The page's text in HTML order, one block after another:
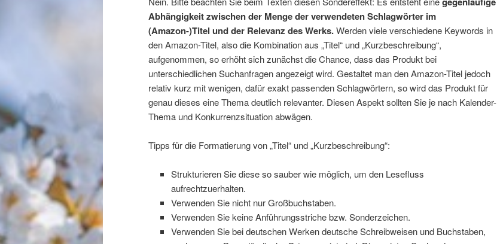
Abhängigkeit zwischen der Menge der verwendeten Schlagwörter im
(Amazon-)Titel und der Relevanz des Werks.Werden viele verschiedene Keywords in
den Amazon-Titel, also die Kombination aus „Titel“ und „Kurzbeschreibung“,
aufgenommen, so erhöht sich zunächst die Chance, dass das Produkt bei
unterschiedlichen Suchanfragen angezeigt wird. Gestaltet man den Amazon-Titel jedoch
relativ kurz mit wenigen, dafür exakt passenden Schlagwörtern, so wird das Produkt für
genau dieses eine Thema deutlich relevanter. Diesen Aspekt sollten Sie je nach Kalender-
Thema und Konkurrenzsituation abwägen.
Tipps für die Formatierung von „Titel“ und „Kurzbeschreibung“:
Strukturieren Sie diese so sauber wie möglich, um den Lesefluss
aufrechtzuerhalten.
Verwenden Sie nicht nur Großbuchstaben.
Verwenden Sie keine Anführungsstriche bzw. Sonderzeichen.
Verwenden Sie bei deutschen Werken deutsche Schreibweisen und Buchstaben,